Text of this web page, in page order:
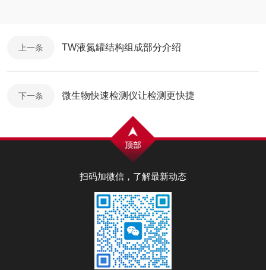
上一条 TW液氮罐结构组成部分介绍
下一条 微生物快速检测仪让检测更快捷
扫码加微信，了解最新动态